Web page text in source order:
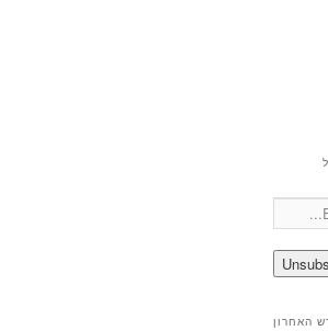
האחרון